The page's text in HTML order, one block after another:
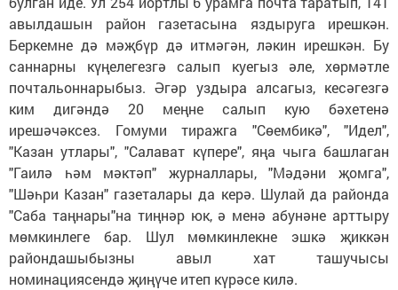
авылдашын район газетасына яздыруга ирешкән.
Беркемне дә мәҗбүр дә итмәгән, ләкин ирешкән. Бу
саннарны күңелегезгә салып куегыз әле, хөрмәтле
почтальоннарыбыз. Әгәр уздыра алсагыз, кесәгезгә
ким дигәндә 20 меңне салып кую бәхетенә
ирешәчәксез. Гомуми тиражга "Сөембикә", "Идел",
"Казан утлары", "Салават күпере", яңа чыга башлаган
"Гаилә һәм мәктәп" журналлары, "Мәдәни җомга",
"Шәһри Казан" газеталары да керә. Шулай да районда
"Саба таңнары"на тиңнәр юк, ә менә абунәне арттыру
мөмкинлеге бар. Шул мөмкинлекне эшкә җиккән
райондашыбызны авыл хат ташучысы
номинациясендә җиңүче итеп күрәсе килә.